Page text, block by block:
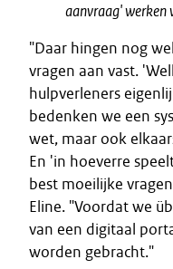
aanvraag' werken
"Daar hingen nog
vragen aan vast.
hulpverleners
bedenken we een
wet, maar ook
En 'in hoeverre
best moeilijke
Eline. "Voordat we
van een digitaal
worden gebracht."